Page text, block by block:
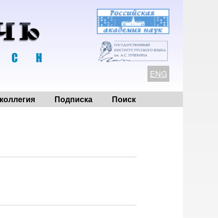
ENG
Подписка Поиск